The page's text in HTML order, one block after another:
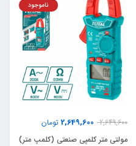
2,649,600
2,649,600 تومان
ناموجود
مولتی متر کلمپی صنعتی (کلمپ متر)